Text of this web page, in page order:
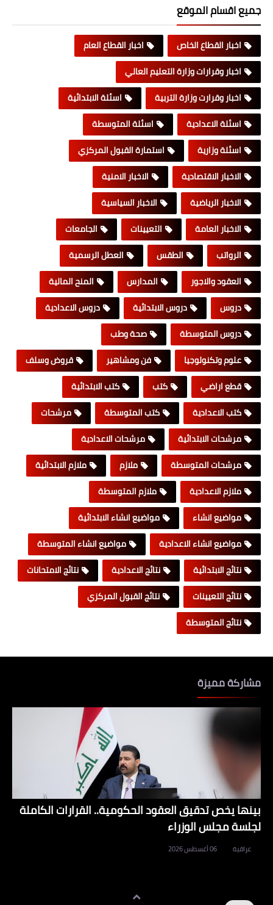
جميع اقسام الموقع
اخبار القطاع الخاص
اخبار القطاع العام
اخبار وقرارات وزارة التعليم العالي
اخبار وقرارت وزارة التربية
اسئلة الابتدائية
اسئلة الاعدادية
اسئلة المتوسطة
اسئلة وزارية
استمارة القبول المركزي
الاخبار الاقتصادية
الاخبار الامنية
الاخبار الرياضية
الاخبار السياسية
الاخبار العامة
التعيينات
الجامعات
الرواتب
الطقس
العطل الرسمية
العقود والاجور
المدارس
المنح المالية
دروس
دروس الابتدائية
دروس الاعدادية
دروس المتوسطة
صحة وطب
علوم وتكنولوجيا
فن ومشاهير
قروض وسلف
قطع اراضي
كتب
كتب الابتدائية
كتب الاعدادية
كتب المتوسطة
مرشحات
مرشحات الابتدائية
مرشحات الاعدادية
مرشحات المتوسطة
ملازم
ملازم الابتدائية
ملازم الاعدادية
ملازم المتوسطة
مواضيع انشاء
مواضيع انشاء الابتدائية
مواضيع انشاء الاعدادية
مواضيع انشاء المتوسطة
نتائج الابتدائية
نتائج الاعدادية
نتائج الامتحانات
نتائج التعيينات
نتائج القبول المركزي
نتائج المتوسطة
مشاركة مميزة
بينها يخص تدقيق العقود الحكومية.. القرارات الكاملة
لجلسة مجلس الوزراء
عراقية 06 أغسطس 2026